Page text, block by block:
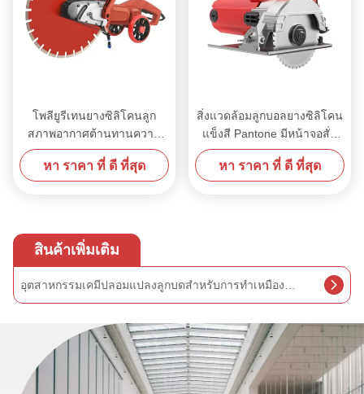
โพลียูรีเทนยางซิลิโคนลูก
สภาพอากาศต้านทานความ
ชราสำหรับปั๊มความปลอดภัย
หา ราคา ที่ ดี ที่สุด
สิ่งแวดล้อมลูกบอลยางซิลิโคน
แข็งสี Pantone มีหน้าจอสั่น
อัลตราโซนิก
หา ราคา ที่ ดี ที่สุด
สินค้าเพิ่มเติม
กดกดลูกสแตนเลส, สื่อบดลูกเหล็กเหล็กโครเมี่ยม